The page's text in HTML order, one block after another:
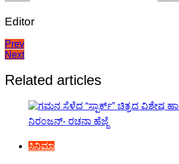
Editor
Post
navigation
Prev
Next
Related articles
ಸಿನಿಮಾ